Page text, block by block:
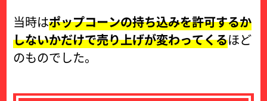
当時はポップコーンの持ち込みを許可するか
しないかだけで売り上げが変わってくるほど
のものでした。